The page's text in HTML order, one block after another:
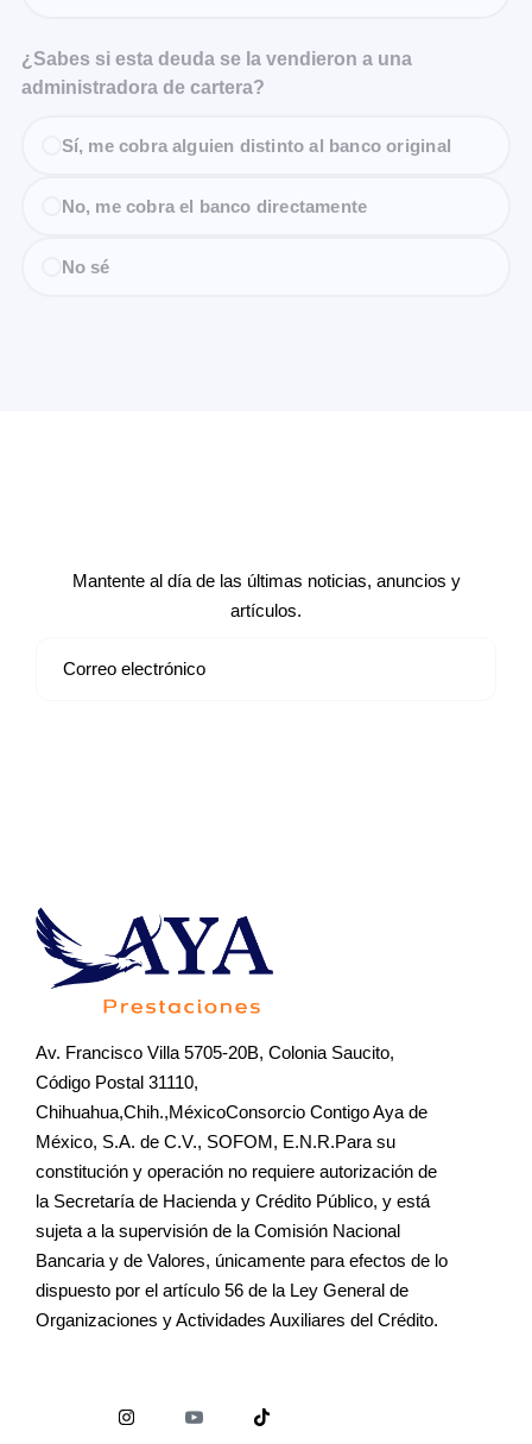
¿Sabes si esta deuda se la vendieron a una
administradora de cartera?
Sí, me cobra alguien distinto al banco original
No, me cobra el banco directamente
No sé
Mantente al día de las últimas noticias, anuncios y
artículos.
Av. Francisco Villa 5705-20B, Colonia Saucito,
Código Postal 31110,
Chihuahua,Chih.,MéxicoConsorcio Contigo Aya de
México, S.A. de C.V., SOFOM, E.N.R.Para su
constitución y operación no requiere autorización de
la Secretaría de Hacienda y Crédito Público, y está
sujeta a la supervisión de la Comisión Nacional
Bancaria y de Valores, únicamente para efectos de lo
dispuesto por el artículo 56 de la Ley General de
Organizaciones y Actividades Auxiliares del Crédito.